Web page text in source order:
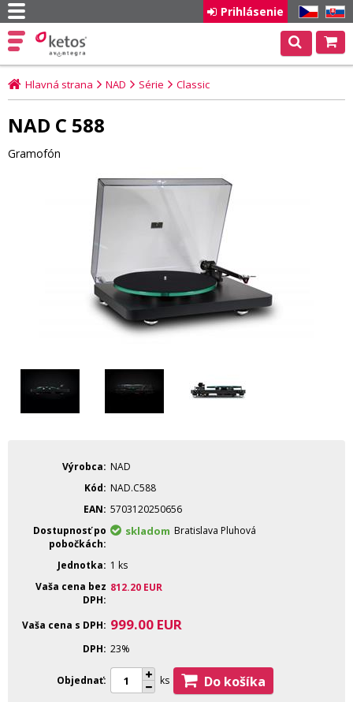
CZ SK
Prihlásenie
Hlavná strana NAD Série Classic
NAD C 588
Gramofón
Výrobca
NAD
Kód
NAD.C588
EAN 5703120250656
Dostupnosť po
pobočkách
skladom Bratislava Pluhová
Jednotka
1 ks
Vaša cena bez
DPH
812.20 EUR
Vaša cena s DPH 999.00 EUR
DPH 23%
Objednať ks Do košíka